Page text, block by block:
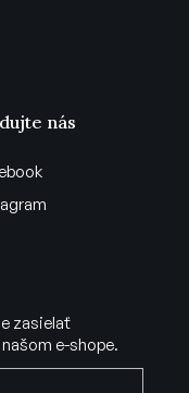
nás
zasielať
e-shope.